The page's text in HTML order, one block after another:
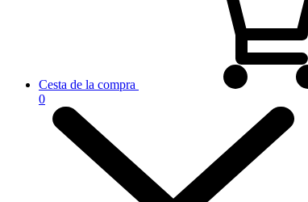
Cesta de la compra
0